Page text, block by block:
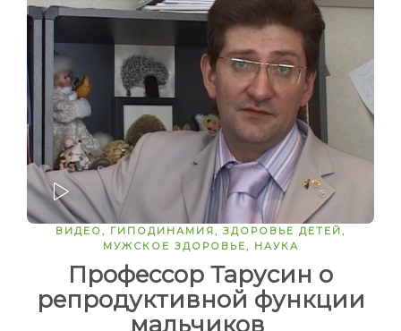
ЗАПУСТИТЬ
ВИДЕО, ГИПОДИНАМИЯ, ЗДОРОВЬЕ ДЕТЕЙ,
МУЖСКОЕ ЗДОРОВЬЕ, НАУКА
Профессор Тарусин о
репродуктивной функции
мальчиков